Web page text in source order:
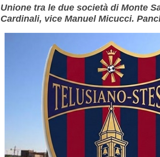
Unione tra le due società di Monte
Cardinali, vice Manuel Micucci.